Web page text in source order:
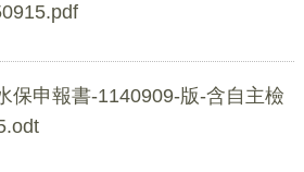
保申報書-1140909-版-含自主檢